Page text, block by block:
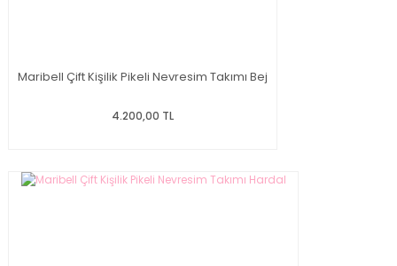
Maribell Çift Kişilik Pikeli Nevresim Takımı Bej
4.200,00 TL